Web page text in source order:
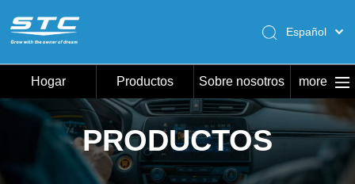
Hogar
Productos
Sobre nosotros
Español
Pусский
Português
Hogar Productos Sobre nosotros more
PRODUCTOS